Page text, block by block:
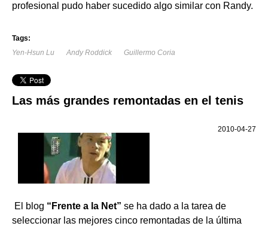
profesional pudo haber sucedido algo similar con Randy.
Tags:
Yen-Hsun Lu
Andy Roddick Guillermo Coria
Las más grandes remontadas en el tenis
2010-04-27
El blog “Frente a la Net” se ha dado a la tarea de
seleccionar las mejores cinco remontadas de la última